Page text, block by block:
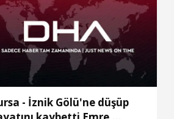
- İznik Gölü'ne düşüp